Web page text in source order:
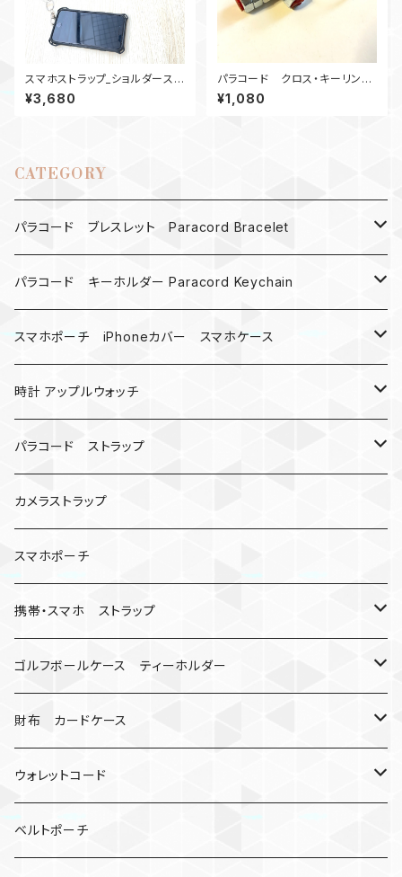
スマホストラップ_ショルダースト
ラップ_28ウッドビーズ_緑赤カ
ーキグレー
¥3,680
パラコード クロス・キーリン
グ M6ナット十字架 オレンジ
¥1,080
CATEGORY
パラコード ブレスレット Paracord Bracelet
MAD MAX
バックル
バックル無し
シャックル
数珠
パラコード キーホルダー Paracord Keychain
ハロウィン
コンパス
ベルトループ
クボタン
キーケース
人形
忍者
ミイラ
キャンプ道具
ナット
レザーマン
マルチツール
スマホポーチ iPhoneカバー スマホケース
楽天ミニ ケース
iPhone
時計 アップルウォッチ
カナビラウォッチ
腕時計
アップルウォッチ
バックル
マッドマックス
パラコード ストラップ
サバイバルツール
カメラストラップ
スマホポーチ
携帯・スマホ ストラップ
ネックストラップ・ショルダーストラップ
ハンドストラップ
リングストラップ
ゴルフボールケース ティーホルダー
ゴルフマーカー
ゴルフボールケース
ティーホルダー
財布 カードケース
コインケース
チューブ
ウォレットコード
2カラー
ベルトポーチ